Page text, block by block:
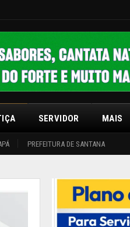
PREFEITURA DE SANTANA
SERVIDOR MAIS